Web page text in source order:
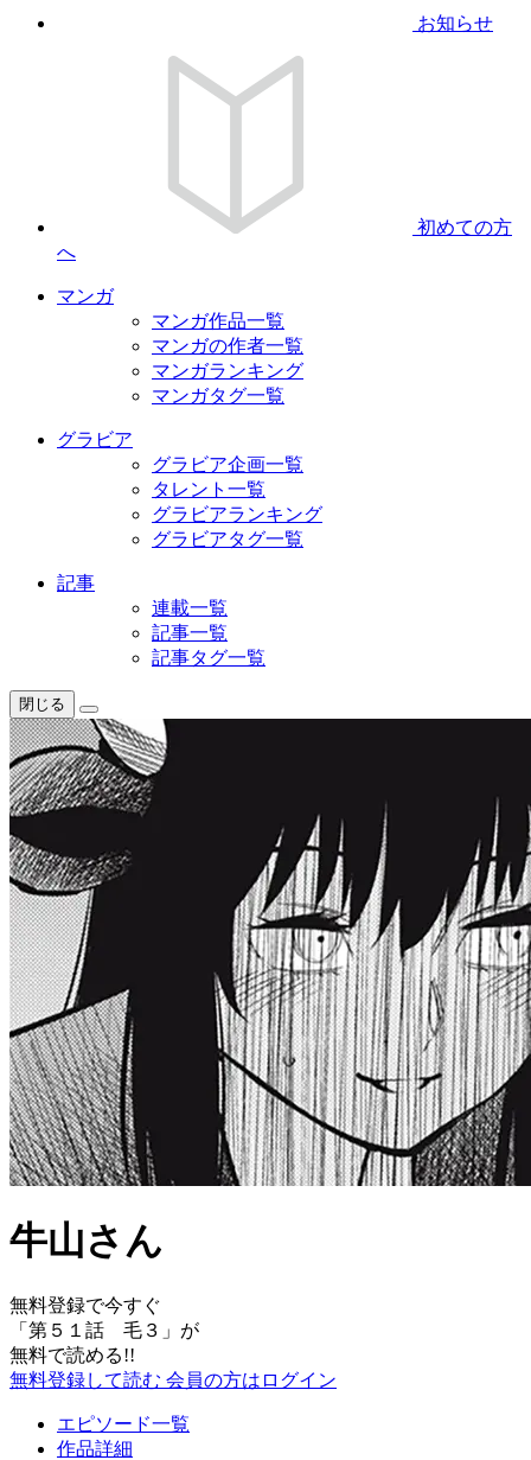
お知らせ
初めての方
へ
マンガ
マンガ作品一覧
マンガの作者一覧
マンガランキング
マンガタグ一覧
グラビア
グラビア企画一覧
タレント一覧
グラビアランキング
グラビアタグ一覧
記事
連載一覧
記事一覧
記事タグ一覧
閉じる
牛山さん
無料登録で今すぐ
「 第５１話 毛３ 」が
無料で読める!!
無料登録して読む 会員の方はログイン
エピソード一覧
作品詳細